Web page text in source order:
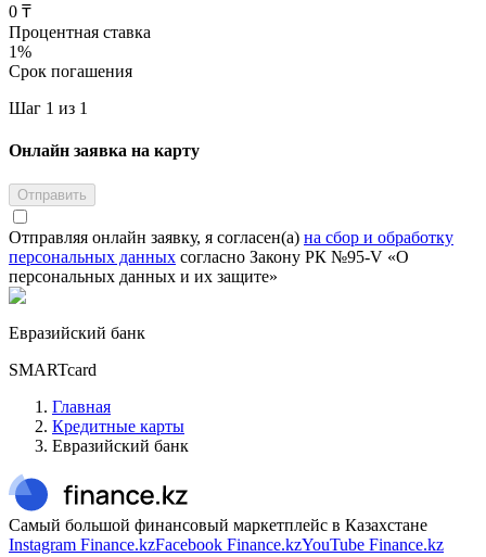
0 ₸
Процентная ставка
1%
Срок погашения
Шаг 1 из 1
Онлайн заявка на карту
Отправить
Отправляя онлайн заявку, я согласен(а) на сбор и обработку
персональных данных согласно Закону РК №95-V «О
персональных данных и их защите»
Евразийский банк
SMARTcard
Главная
Кредитные карты
Евразийский банк
Самый большой финансовый маркетплейс в Казахстане
Instagram Finance.kzFacebook Finance.kzYouTube Finance.kz